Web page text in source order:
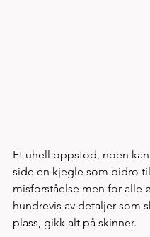
Et uhell oppstod, noen
side en kjegle som bidro
misforståelse men for alle
hundrevis av detaljer som
plass, gikk alt på skinner.